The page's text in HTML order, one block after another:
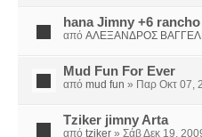
hana Jimny +6 rancho
από ΑΛΕΞΑΝΔΡΟΣ
Mud Fun For Ever
από mud fun » Παρ Οκτ 07,
Tziker jimny Arta
από tziker » Σάβ Δεκ 19,